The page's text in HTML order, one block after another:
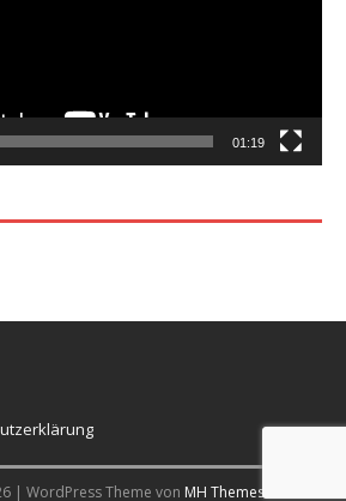
01:19
| WordPress Theme von MH Themes